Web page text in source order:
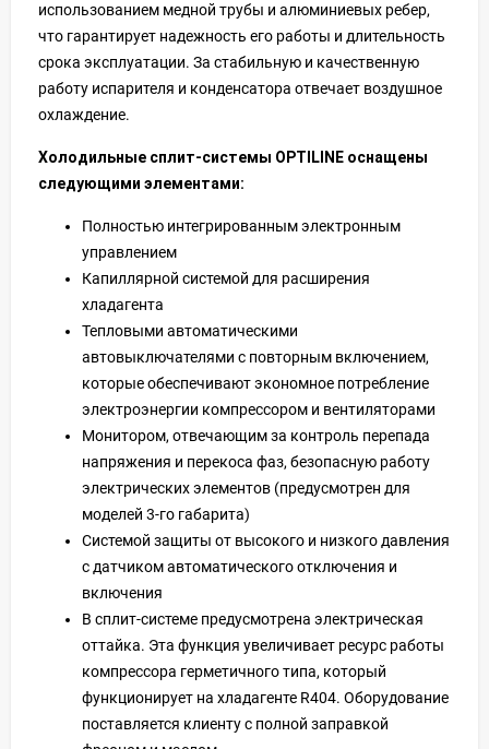
использованием медной трубы и алюминиевых ребер,
что гарантирует надежность его работы и длительность
срока эксплуатации. За стабильную и качественную
работу испарителя и конденсатора отвечает воздушное
охлаждение.
Холодильные сплит-системы OPTILINE оснащены
следующими элементами:
Полностью интегрированным электронным
управлением
Капиллярной системой для расширения
хладагента
Тепловыми автоматическими
автовыключателями с повторным включением,
которые обеспечивают экономное потребление
электроэнергии компрессором и вентиляторами
Монитором, отвечающим за контроль перепада
напряжения и перекоса фаз, безопасную работу
электрических элементов (предусмотрен для
моделей 3-го габарита)
Системой защиты от высокого и низкого давления
с датчиком автоматического отключения и
включения
В сплит-системе предусмотрена электрическая
оттайка. Эта функция увеличивает ресурс работы
компрессора герметичного типа, который
функционирует на хладагенте R404. Оборудование
поставляется клиенту с полной заправкой